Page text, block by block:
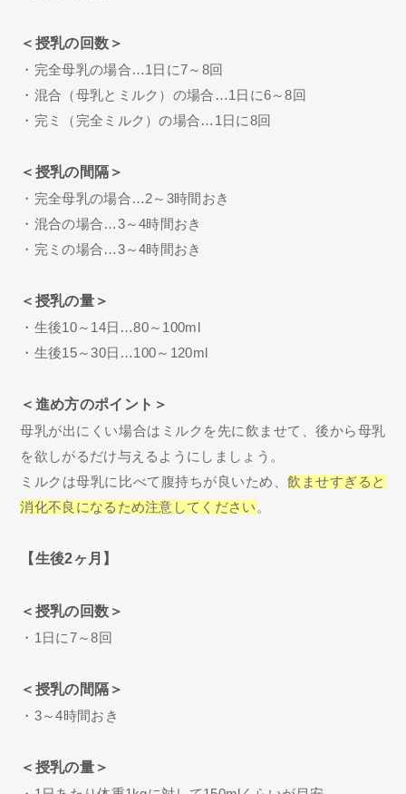
＜授乳の回数＞
・完全母乳の場合…1日に7～8回
・混合（母乳とミルク）の場合…1日に6～8回
・完ミ（完全ミルク）の場合…1日に8回
＜授乳の間隔＞
・完全母乳の場合…2～3時間おき
・混合の場合…3～4時間おき
・完ミの場合…3～4時間おき
＜授乳の量＞
・生後10～14日…80～100ml
・生後15～30日…100～120ml
＜進め方のポイント＞
母乳が出にくい場合はミルクを先に飲ませて、後から母乳
を欲しがるだけ与えるようにしましょう。
ミルクは母乳に比べて腹持ちが良いため、飲ませすぎると
消化不良になるため注意してください 。
【生後2ヶ月】
＜授乳の回数＞
・1日に7～8回
＜授乳の間隔＞
・3～4時間おき
＜授乳の量＞